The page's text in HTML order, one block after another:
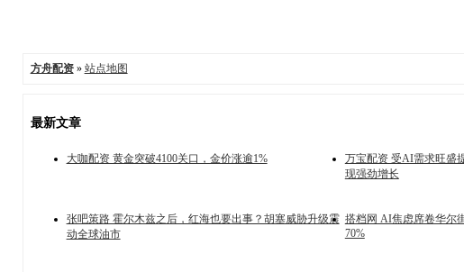
方舟配资» 站点地图
最新文章
大咖配资 黄金突破4100关口，金价涨逾1%
万宝配资 受AI需求旺盛
现强劲增长
张吧策路 霍尔木兹之后，红海也要出事？胡塞威胁升级震
动全球油市
搭档网 AI焦虑席卷华尔
70%